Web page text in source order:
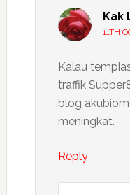
Kak
11TH
Kalau
traffik
blog
meningkat.
Reply